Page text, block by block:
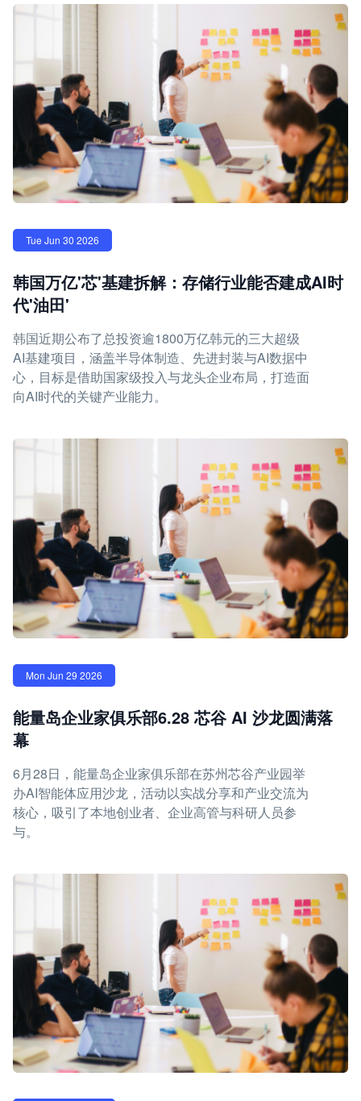
Tue Jun 30 2026
韩国万亿'芯'基建拆解：存储行业能否建成AI时
代'油田'
韩国近期公布了总投资逾1800万亿韩元的三大超级
AI基建项目，涵盖半导体制造、先进封装与AI数据中
心，目标是借助国家级投入与龙头企业布局，打造面
向AI时代的关键产业能力。
Mon Jun 29 2026
能量岛企业家俱乐部6.28 芯谷 AI 沙龙圆满落
幕
6月28日，能量岛企业家俱乐部在苏州芯谷产业园举
办AI智能体应用沙龙，活动以实战分享和产业交流为
核心，吸引了本地创业者、企业高管与科研人员参
与。